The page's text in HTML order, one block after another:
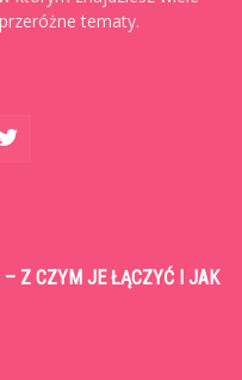
tematy.
– Z CZYM JE ŁĄCZYĆ I JAK